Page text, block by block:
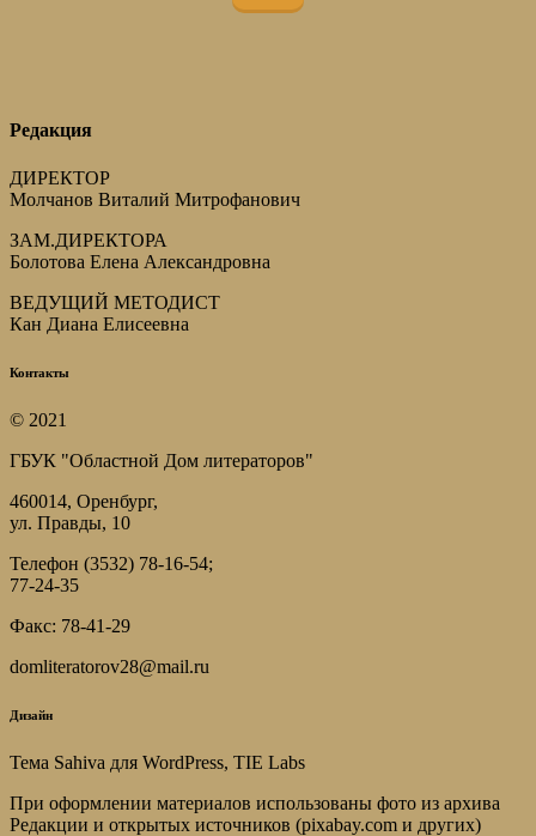
Редакция
ДИРЕКТОР
Молчанов Виталий Митрофанович
ЗАМ.ДИРЕКТОРА
Болотова Елена Александровна
ВЕДУЩИЙ МЕТОДИСТ
Кан Диана Елисеевна
Контакты
© 2021
ГБУК "Областной Дом литераторов"
460014, Оренбург,
ул. Правды, 10
Телефон (3532) 78-16-54;
77-24-35
Факс: 78-41-29
domliteratorov28@mail.ru
Дизайн
Тема Sahiva для WordPress, TIE Labs
При оформлении материалов использованы фото из архива
Редакции и открытых источников (pixabay.com и других)